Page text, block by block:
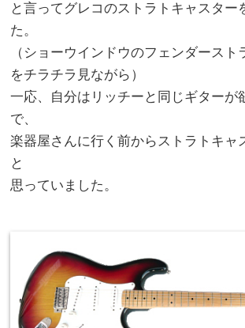
と言ってグレコのストラトキャスター
た。
（ショーウインドウのフェンダースト
をチラチラ見ながら）
一応、自分はリッチーと同じギターが
で、
楽器屋さんに行く前からストラトキャ
と
思っていました。